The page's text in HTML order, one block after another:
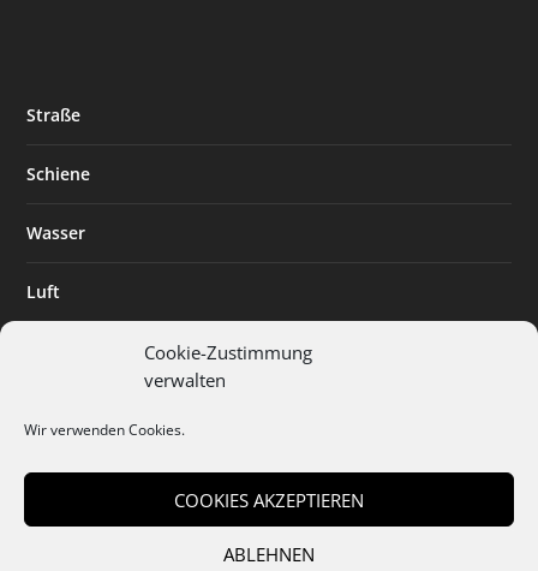
Cookie-Zustimmung
verwalten
Wir verwenden Cookies.
COOKIES AKZEPTIEREN
ABLEHNEN
Straße
Schiene
Wasser
Luft
Digitalisierung